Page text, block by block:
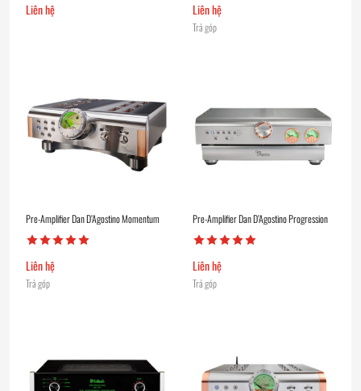
Liên hệ Liên hệ
Trả góp
Pre-Amplifier Dan D’Agostino Momentum
Liên hệ
Trả góp
Pre-Amplifier Dan D’Agostino Progression
Liên hệ
Trả góp